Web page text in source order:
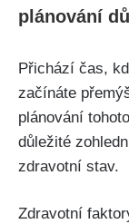
plánování
Přichází čas,
začínáte
plánování
důležité
zdravotní stav.
Zdravotní